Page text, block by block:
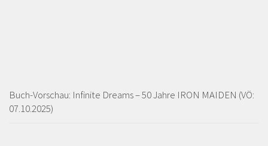
Buch-Vorschau: Infinite Dreams – 50 Jahre IRON MAIDEN (VÖ:
07.10.2025)